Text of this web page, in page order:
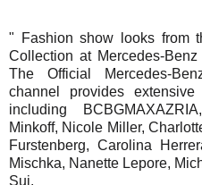
" Fashion show looks from
Collection at Mercedes-
The Official Mercedes-
channel provides
including
Minkoff, Nicole Miller,
Furstenberg, Carolina
Mischka, Nanette Lepore,
Sui.